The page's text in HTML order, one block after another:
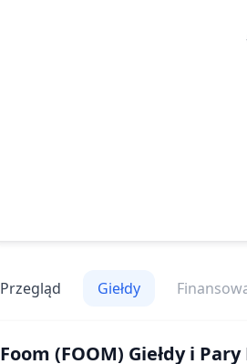
Przegląd Giełdy
Foom (FOOM) Giełdy i